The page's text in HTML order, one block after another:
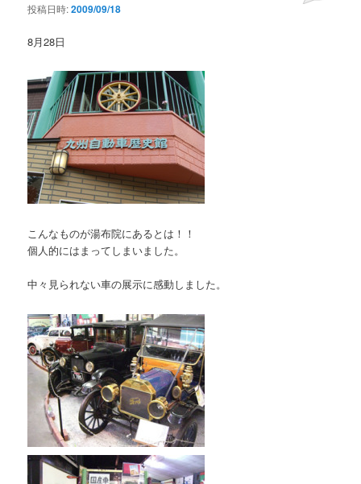
投稿日時:2009/09/18
8月28日
こんなものが湯布院にあるとは！！
個人的にはまってしまいました。
中々見られない車の展示に感動しました。